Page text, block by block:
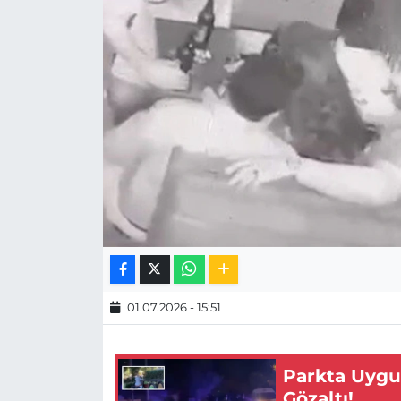
01.07.2026 - 15:51
Parkta
MAGAZİN
ESKİŞEHİRSPOR